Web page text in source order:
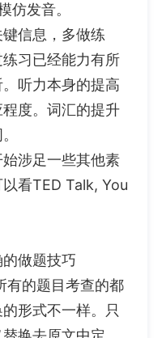
仿发音。
信息，多做练
习已经能力有所
听力本身的提高
度。词汇的提升
涉足一些其他素
看TED Talk, You
做题技巧
有的题目考查的都
形式不一样。只